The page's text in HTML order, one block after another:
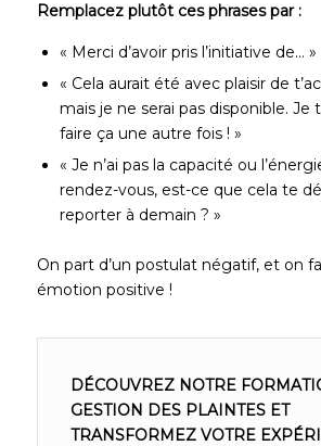
Remplacez plutôt ces phrases par :
« Merci d’avoir pris l’initiative de… »
« Cela aurait été avec plaisir de
mais je ne serai pas disponible. Je
faire ça une autre fois ! »
« Je n’ai pas la capacité ou
rendez-vous, est-ce que cela te
reporter à demain ? »
On part d’un postulat négatif, et on
émotion positive !
DÉCOUVREZ NOTRE
GESTION DES PLAINTES ET
TRANSFORMEZ VOTRE